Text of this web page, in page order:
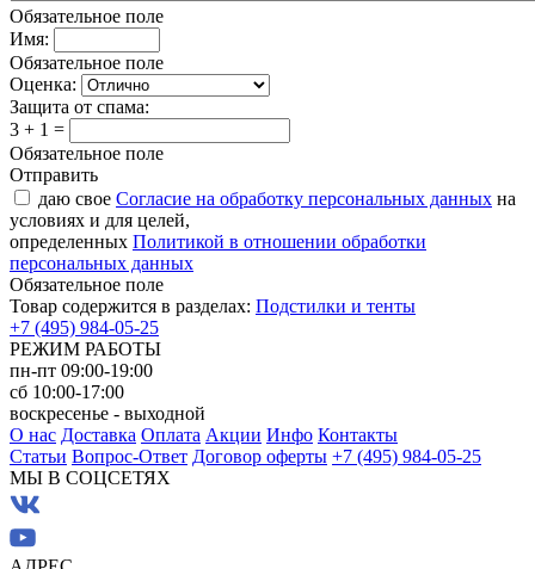
Обязательное поле
Имя:
Обязательное поле
Оценка:
Защита от спама:
3 + 1 =
Обязательное поле
Отправить
даю свое Согласие на обработку персональных данных на
условиях и для целей,
определенных Политикой в отношении обработки
персональных данных
Обязательное поле
Товар содержится в разделах: Подстилки и тенты
+7 (495) 984-05-25
РЕЖИМ РАБОТЫ
пн-пт 09:00-19:00
сб 10:00-17:00
воскресенье - выходной
О нас Доставка Оплата Акции Инфо Контакты
Статьи Вопрос-Ответ Договор оферты +7 (495) 984-05-25
МЫ В СОЦСЕТЯХ